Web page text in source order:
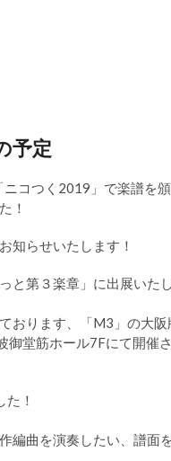
予定
コつく2019」で楽譜を
！
知らせいたします！
と第３楽章」に出展いた
ります、「M3」の大阪
筋ホール7Fにて開催さ
！
曲を演奏したい、譜面